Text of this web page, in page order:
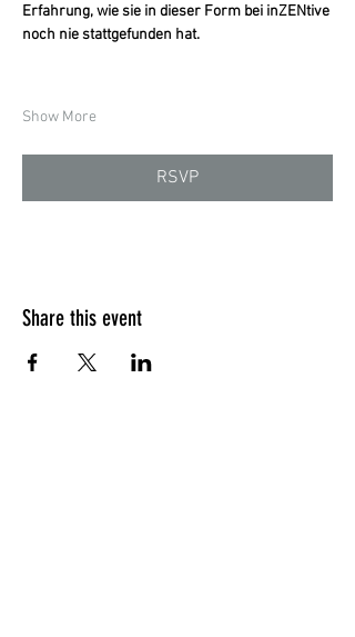
Erfahrung, wie sie in dieser Form bei inZENtive
noch nie stattgefunden hat.
Show More
RSVP
Share this event